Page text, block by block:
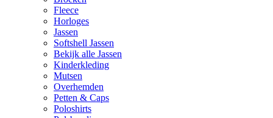
Fleece
Horloges
Jassen
Softshell Jassen
Bekijk alle Jassen
Kinderkleding
Mutsen
Overhemden
Petten & Caps
Poloshirts